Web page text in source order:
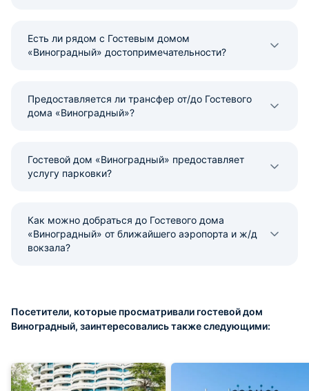
Есть ли рядом с Гостевым домом
«Виноградный» достопримечательности?
Предоставляется ли трансфер от/до Гостевого
дома «Виноградный»?
Гостевой дом «Виноградный» предоставляет
услугу парковки?
Как можно добраться до Гостевого дома
«Виноградный» от ближайшего аэропорта и ж/д
вокзала?
Посетители, которые просматривали гостевой дом
Виноградный, заинтересовались также следующими: